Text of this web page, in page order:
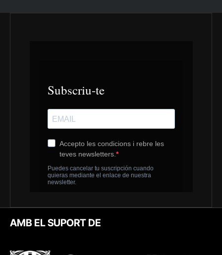
AMB EL SUPORT DE